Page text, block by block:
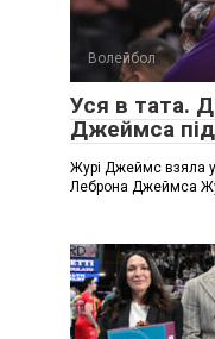
Волейбол
Уся в тата.
Джеймса
Журі Джеймс взяла у
Леброна Джеймса